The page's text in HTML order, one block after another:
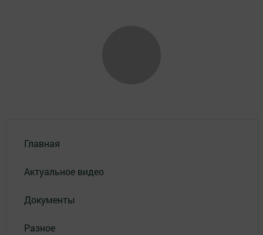
Главная
Актуальное видео
Документы
Разное